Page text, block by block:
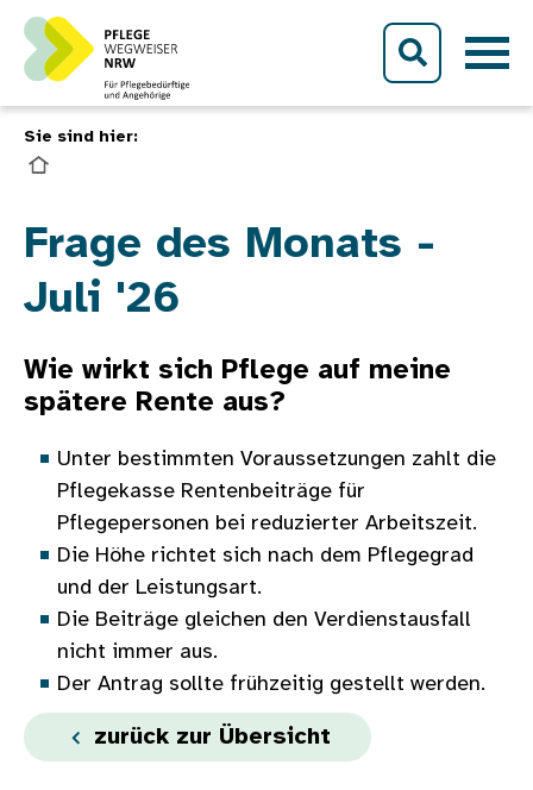
Direkt zum Inhalt
Sie sind hier:
BildFrage des Monats -
Juli '26
Wie wirkt sich Pflege auf meine
spätere Rente aus?
Unter bestimmten Voraussetzungen zahlt die
Pflegekasse Rentenbeiträge für
Pflegepersonen bei reduzierter Arbeitszeit.
Die Höhe richtet sich nach dem Pflegegrad
und der Leistungsart.
Die Beiträge gleichen den Verdienstausfall
nicht immer aus.
Der Antrag sollte frühzeitig gestellt werden.
zurück zur Übersicht